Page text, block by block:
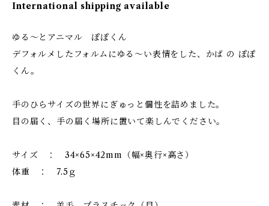
International shipping available
ゆる～とアニマル ぽぽくん
デフォルメしたフォルムにゆる～い表情をした、かば の ぽぽ
くん。
手のひらサイズの世界にぎゅっと個性を詰めました。
目の届く、手の届く場所に置いて楽しんでください。
サイズ ： 34×65×42mm（幅×奥行×高さ）
体重 ： 7.5ｇ